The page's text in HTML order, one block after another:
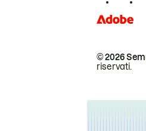
© 2026
riservati.